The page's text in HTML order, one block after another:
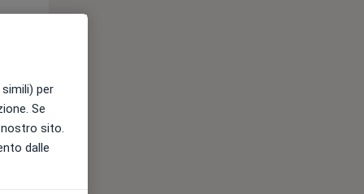
11 Ago
per
Se
sito.
dalle